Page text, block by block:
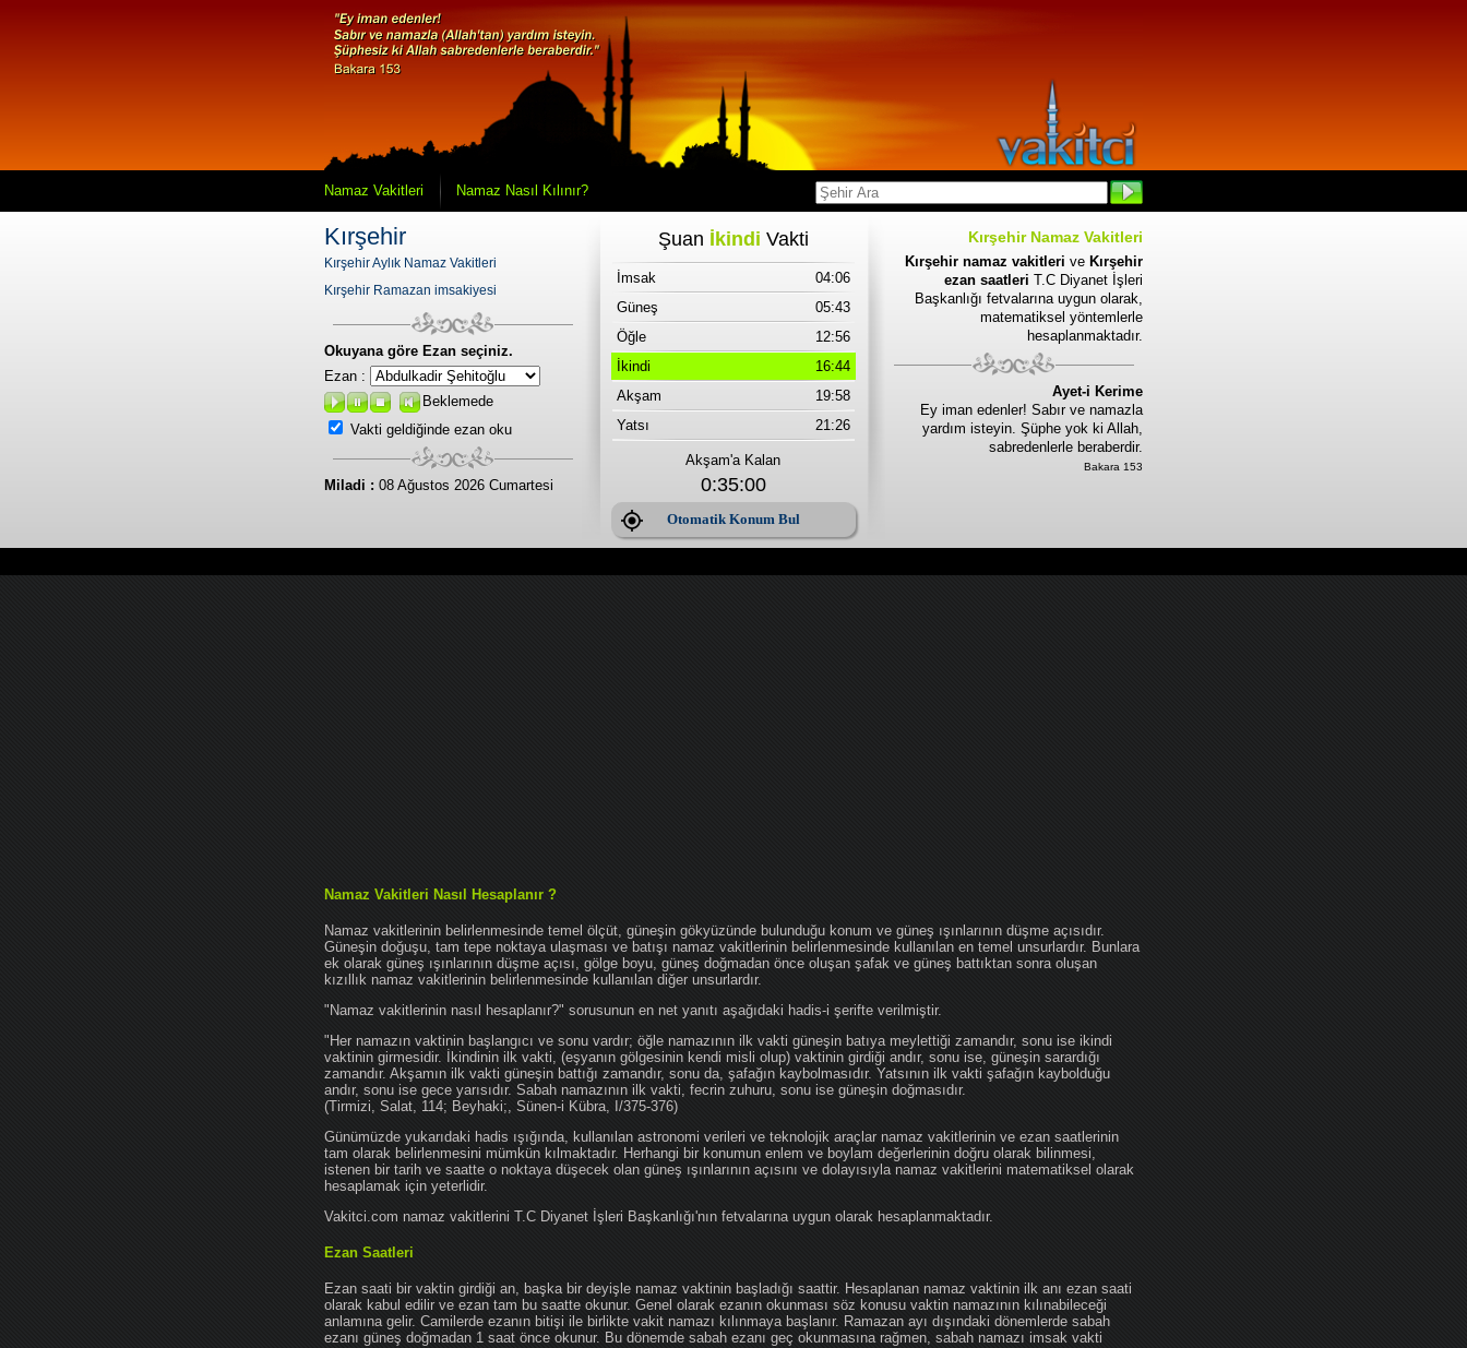
Namaz Vakitleri Namaz Nasıl Kılınır?
Kırşehir
Kırşehir Aylık Namaz Vakitleri
Kırşehir Ramazan imsakiyesi
Okuyana göre Ezan seçiniz.
Ezan :
Beklemede
Vakti geldiğinde ezan oku
Miladi : 08 Ağustos 2026 Cumartesi
Şuan İkindi Vakti
İmsak
04:06
Güneş
05:43
Öğle
12:56
İkindi
16:44
Akşam
19:58
Yatsı
21:26
Akşam'a Kalan
0:35:00
Otomatik Konum Bul
Kırşehir Namaz Vakitleri
Kırşehir namaz vakitleri ve Kırşehir
ezan saatleri T.C Diyanet İşleri
Başkanlığı fetvalarına uygun olarak,
matematiksel yöntemlerle
hesaplanmaktadır.
Ayet-i Kerime
Ey iman edenler! Sabır ve namazla
yardım isteyin. Şüphe yok ki Allah,
sabredenlerle beraberdir.
Bakara 153
Namaz Vakitleri Nasıl Hesaplanır ?
Namaz vakitlerinin belirlenmesinde temel ölçüt, güneşin gökyüzünde bulunduğu konum ve güneş ışınlarının düşme açısıdır.
Güneşin doğuşu, tam tepe noktaya ulaşması ve batışı namaz vakitlerinin belirlenmesinde kullanılan en temel unsurlardır. Bunlara
ek olarak güneş ışınlarının düşme açısı, gölge boyu, güneş doğmadan önce oluşan şafak ve güneş battıktan sonra oluşan
kızıllık namaz vakitlerinin belirlenmesinde kullanılan diğer unsurlardır.
"Namaz vakitlerinin nasıl hesaplanır?" sorusunun en net yanıtı aşağıdaki hadis-i şerifte verilmiştir.
"Her namazın vaktinin başlangıcı ve sonu vardır; öğle namazının ilk vakti güneşin batıya meylettiği zamandır, sonu ise ikindi
vaktinin girmesidir. İkindinin ilk vakti, (eşyanın gölgesinin kendi misli olup) vaktinin girdiği andır, sonu ise, güneşin sarardığı
zamandır. Akşamın ilk vakti güneşin battığı zamandır, sonu da, şafağın kaybolmasıdır. Yatsının ilk vakti şafağın kaybolduğu
andır, sonu ise gece yarısıdır. Sabah namazının ilk vakti, fecrin zuhuru, sonu ise güneşin doğmasıdır.
(Tirmizi, Salat, 114; Beyhaki;, Sünen-i Kübra, I/375-376)
Günümüzde yukarıdaki hadis ışığında, kullanılan astronomi verileri ve teknolojik araçlar namaz vakitlerinin ve ezan saatlerinin
tam olarak belirlenmesini mümkün kılmaktadır. Herhangi bir konumun enlem ve boylam değerlerinin doğru olarak bilinmesi,
istenen bir tarih ve saatte o noktaya düşecek olan güneş ışınlarının açısını ve dolayısıyla namaz vakitlerini matematiksel olarak
hesaplamak için yeterlidir.
Vakitci.com namaz vakitlerini T.C Diyanet İşleri Başkanlığı'nın fetvalarına uygun olarak hesaplanmaktadır.
Ezan Saatleri
Ezan saati bir vaktin girdiği an, başka bir deyişle namaz vaktinin başladığı saattir. Hesaplanan namaz vaktinin ilk anı ezan saati
olarak kabul edilir ve ezan tam bu saatte okunur. Genel olarak ezanın okunması söz konusu vaktin namazının kılınabileceği
anlamına gelir. Camilerde ezanın bitişi ile birlikte vakit namazı kılınmaya başlanır. Ramazan ayı dışındaki dönemlerde sabah
ezanı güneş doğmadan 1 saat önce okunur. Bu dönemde sabah ezanı geç okunmasına rağmen, sabah namazı imsak vakti